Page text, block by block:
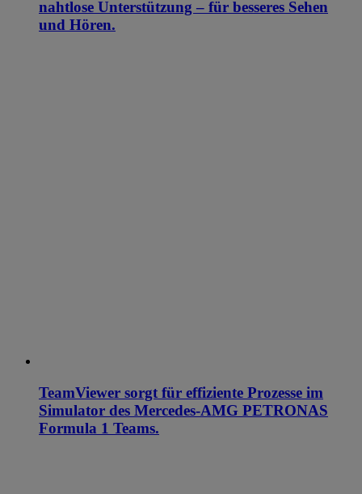
nahtlose Unterstützung – für besseres Sehen
und Hören.
TeamViewer sorgt für effiziente Prozesse im
Simulator des Mercedes-AMG PETRONAS
Formula 1 Teams.